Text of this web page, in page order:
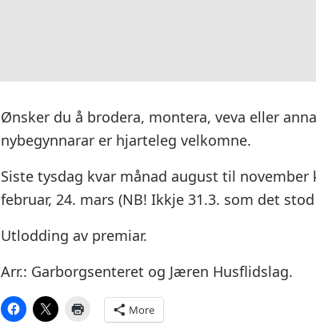
Ønsker du å brodera, montera, veva eller
nybegynnarar er hjarteleg velkomne.
Siste tysdag kvar månad august til november
februar, 24. mars (NB! Ikkje 31.3. som det
Utlodding av premiar.
Arr.: Garborgsenteret og Jæren Husflidslag.
More